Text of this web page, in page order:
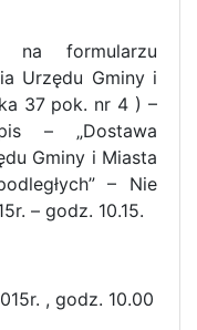
na formularzu
Urzędu Gminy i
37 pok. nr 4 ) –
– „Dostawa
Gminy i Miasta
– Nie
– godz. 10.15.
, godz. 10.00